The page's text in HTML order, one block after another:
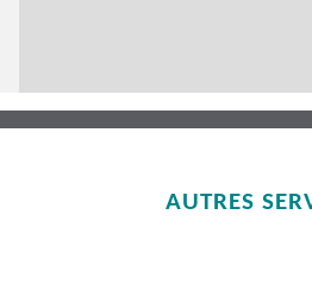
AUTRES